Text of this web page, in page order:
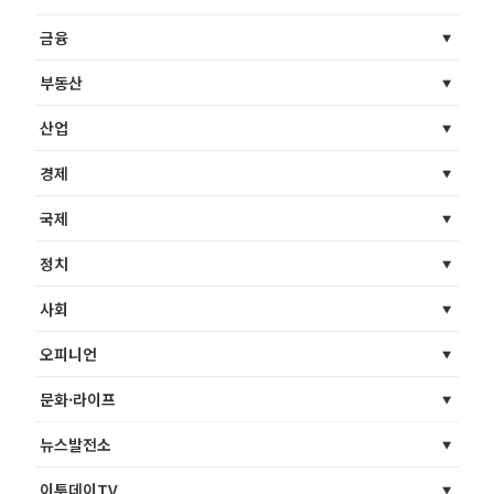
금융
부동산
산업
경제
국제
정치
사회
오피니언
문화·라이프
뉴스발전소
이투데이TV